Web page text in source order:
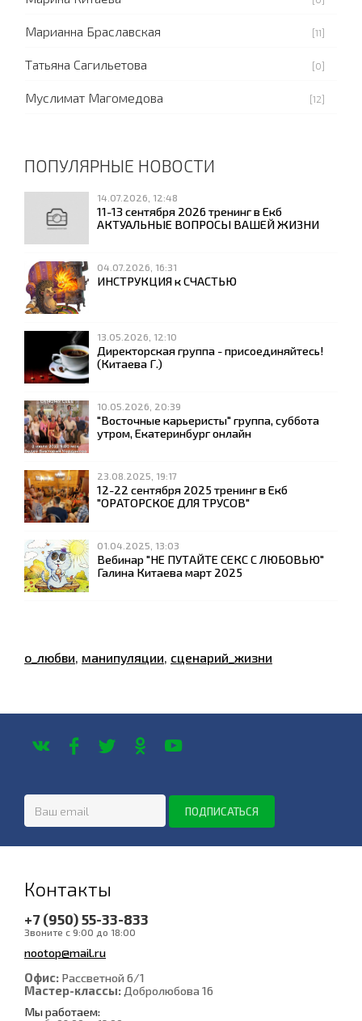
Марианна Браславская [11]
Татьяна Сагильетова [0]
Муслимат Магомедова [12]
ПОПУЛЯРНЫЕ НОВОСТИ
14.07.2026, 12:48
11-13 сентября 2026 тренинг в Екб
АКТУАЛЬНЫЕ ВОПРОСЫ ВАШЕЙ ЖИЗНИ
04.07.2026, 16:31
ИНСТРУКЦИЯ к СЧАСТЬЮ
13.05.2026, 12:10
Директорская группа - присоединяйтесь!
(Китаева Г.)
10.05.2026, 20:39
"Восточные карьеристы" группа, суббота
утром, Екатеринбург онлайн
23.08.2025, 19:17
12-22 сентября 2025 тренинг в Екб
"ОРАТОРСКОЕ ДЛЯ ТРУСОВ"
01.04.2025, 13:03
Вебинар "НЕ ПУТАЙТЕ СЕКС С ЛЮБОВЬЮ"
Галина Китаева март 2025
о_любви, манипуляции, сценарий_жизни
Контакты
+7 (950) 55-33-833
Звоните с 9:00 до 18:00
nootop@mail.ru
Офис: Рассветной 6/1
Мастер-классы: Добролюбова 16
Мы работаем: